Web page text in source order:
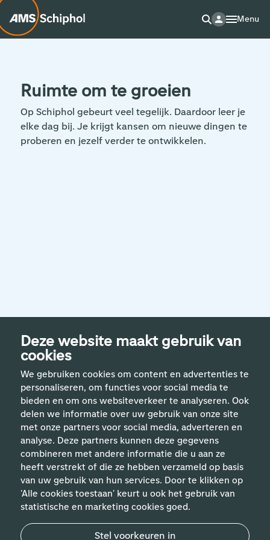
Deze website maakt gebruik van
cookies
We gebruiken cookies om content en advertenties te
personaliseren, om functies voor social media te
bieden en om ons websiteverkeer te analyseren. Ook
delen we informatie over uw gebruik van onze site
met onze partners voor social media, adverteren en
analyse. Deze partners kunnen deze gegevens
combineren met andere informatie die u aan ze
heeft verstrekt of die ze hebben verzameld op basis
van uw gebruik van hun services. Door te klikken op
'Alle cookies toestaan' keurt u ook het gebruik van
statistische en marketing cookies goed.
Stel voorkeuren in
Menu
Ruimte om te groeien
Op Schiphol gebeurt veel tegelijk. Daardoor leer je
elke dag bij. Je krijgt kansen om nieuwe dingen te
proberen en jezelf verder te ontwikkelen.
Handige links
Vakgebieden
Contact